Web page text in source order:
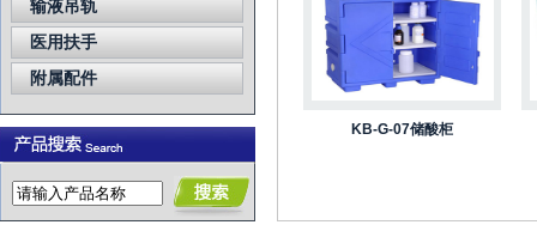
输液吊轨
医用扶手
附属配件
KB-G-07储酸柜